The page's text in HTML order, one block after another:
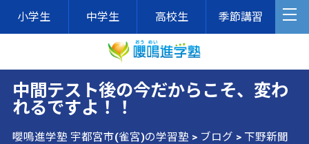
小学生 中学生 高校生 季節講習
中間テスト後の今だからこそ、変わ
れるですよ！！
嚶鳴進学塾 宇都宮市(雀宮)の学習塾 > ブログ > 下野新聞